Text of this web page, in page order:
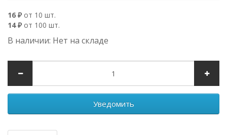
16 ₽ от 10 шт.
14 ₽ от 100 шт.
В наличии: Нет на складе
Уведомить